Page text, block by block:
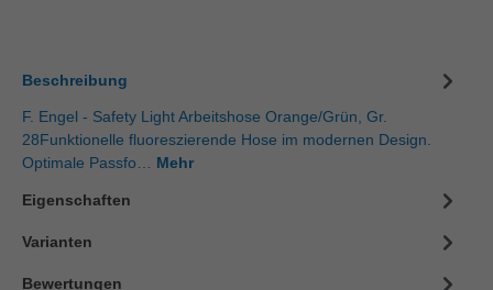
Beschreibung
F. Engel - Safety Light Arbeitshose Orange/Grün, Gr.
28Funktionelle fluoreszierende Hose im modernen Design.
Optimale Passfo… Mehr
Eigenschaften
Varianten
Bewertungen